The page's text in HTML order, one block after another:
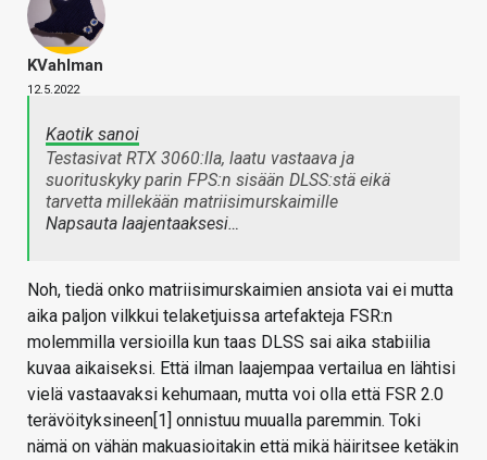
KVahlman
12.5.2022
Kaotik sanoi
Testasivat RTX 3060:lla, laatu vastaava ja
suorituskyky parin FPS:n sisään DLSS:stä eikä
tarvetta millekään matriisimurskaimille
Napsauta laajentaaksesi…
Noh, tiedä onko matriisimurskaimien ansiota vai ei mutta
aika paljon vilkkui telaketjuissa artefakteja FSR:n
molemmilla versioilla kun taas DLSS sai aika stabiilia
kuvaa aikaiseksi. Että ilman laajempaa vertailua en lähtisi
vielä vastaavaksi kehumaan, mutta voi olla että FSR 2.0
terävöityksineen[1] onnistuu muualla paremmin. Toki
nämä on vähän makuasioitakin että mikä häiritsee ketäkin